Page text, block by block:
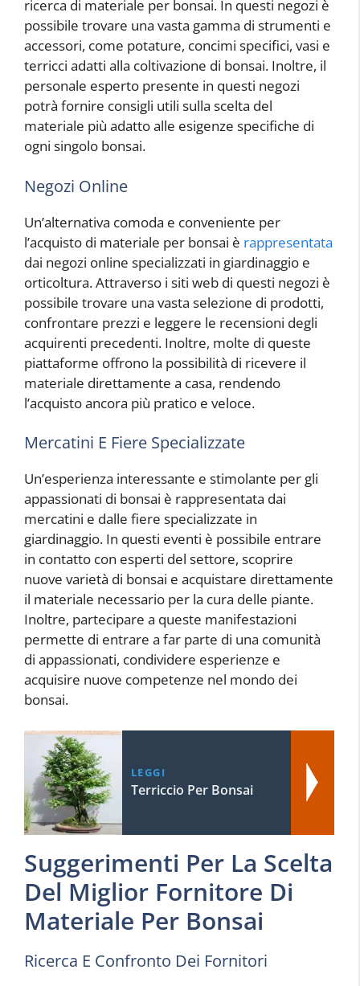
ricerca di materiale per bonsai. In questi negozi è
possibile trovare una vasta gamma di strumenti e
accessori, come potature, concimi specifici, vasi e
terricci adatti alla coltivazione di bonsai. Inoltre, il
personale esperto presente in questi negozi
potrà fornire consigli utili sulla scelta del
materiale più adatto alle esigenze specifiche di
ogni singolo bonsai.
Negozi Online
Un’alternativa comoda e conveniente per
l’acquisto di materiale per bonsai è rappresentata
dai negozi online specializzati in giardinaggio e
orticoltura. Attraverso i siti web di questi negozi è
possibile trovare una vasta selezione di prodotti,
confrontare prezzi e leggere le recensioni degli
acquirenti precedenti. Inoltre, molte di queste
piattaforme offrono la possibilità di ricevere il
materiale direttamente a casa, rendendo
l’acquisto ancora più pratico e veloce.
Mercatini E Fiere Specializzate
Un’esperienza interessante e stimolante per gli
appassionati di bonsai è rappresentata dai
mercatini e dalle fiere specializzate in
giardinaggio. In questi eventi è possibile entrare
in contatto con esperti del settore, scoprire
nuove varietà di bonsai e acquistare direttamente
il materiale necessario per la cura delle piante.
Inoltre, partecipare a queste manifestazioni
permette di entrare a far parte di una comunità
di appassionati, condividere esperienze e
acquisire nuove competenze nel mondo dei
bonsai.
LEGGI
Terriccio Per Bonsai
Suggerimenti Per La Scelta
Del Miglior Fornitore Di
Materiale Per Bonsai
Ricerca E Confronto Dei Fornitori